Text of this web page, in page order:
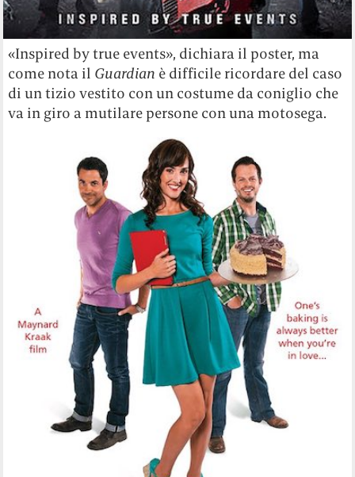
«Inspired by true events», dichiara il poster, ma
come nota il Guardian è difficile ricordare del caso
di un tizio vestito con un costume da coniglio che
va in giro a mutilare persone con una motosega.